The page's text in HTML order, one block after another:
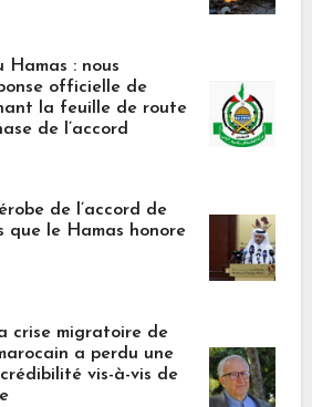
Hamas : nous
officielle de
la feuille de route
de l’accord
de l’accord de
que le Hamas honore
crise migratoire de
a perdu une
vis-à-vis de